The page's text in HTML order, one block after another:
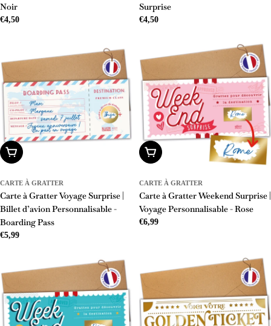
Noir
Prix
€4,50
Surprise
Prix
€4,50
Ajouter Au Panier
CARTE À GRATTER
Carte à Gratter Voyage Surprise |
Billet d’avion Personnalisable -
Boarding Pass
Prix
€5,99
Ajouter Au Panier
CARTE À GRATTER
Carte à Gratter Weekend Surprise |
Voyage Personnalisable - Rose
Prix
€6,99